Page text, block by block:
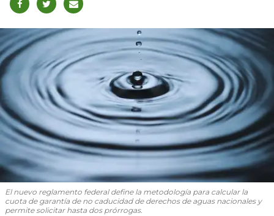
El nuevo reglamento federal define la metodología para calcular la
cuota de garantía de no caducidad de derechos de aguas nacionales y
permite solicitar hasta dos prórrogas.